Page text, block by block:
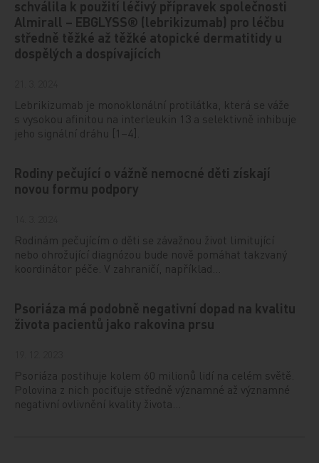
schválila k použití léčivý přípravek společnosti
Almirall – EBGLYSS® (lebrikizumab) pro léčbu
středně těžké až těžké atopické dermatitidy u
dospělých a dospívajících
Lebrikizumab je monoklonální protilátka, která se váže
s vysokou afinitou na interleukin 13 a selektivně inhibuje
jeho signální dráhu [1–4].
Rodiny pečující o vážně nemocné děti získají
novou formu podpory
Rodinám pečujícím o děti se závažnou život limitující
nebo ohrožující diagnózou bude nově pomáhat takzvaný
koordinátor péče. V zahraničí, například…
Psoriáza má podobně negativní dopad na kvalitu
života pacientů jako rakovina prsu
Psoriáza postihuje kolem 60 milionů lidí na celém světě.
Polovina z nich pociťuje středně významné až významné
negativní ovlivnění kvality života…